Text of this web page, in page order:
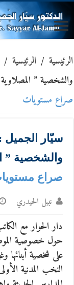
الرئيسية / الرئيسية /
والشخصية ”
صراع مستويات
سيّار الجميل
والشخصية ”
صراع
نبيل الحيدري
دار الحوار مع
حول خصوصية
على شخصية
النخب المدنية